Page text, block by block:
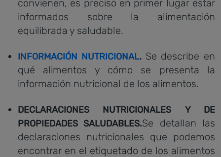
convienen, es preciso en primer lugar estar
informados sobre la alimentación
equilibrada y saludable.
INFORMACIÓN NUTRICIONAL. Se describe en
qué alimentos y cómo se presenta la
información nutricional de los alimentos.
DECLARACIONES NUTRICIONALES
Y DE
PROPIEDADES SALUDABLES.Se detallan las
declaraciones nutricionales que podemos
encontrar en el etiquetado de los alimentos